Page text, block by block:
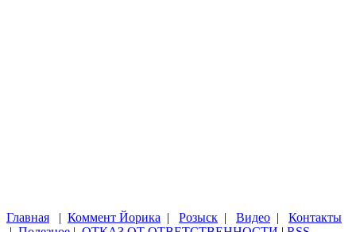
Главная | Коммент Йорика | Розыск | Видео | Контакты